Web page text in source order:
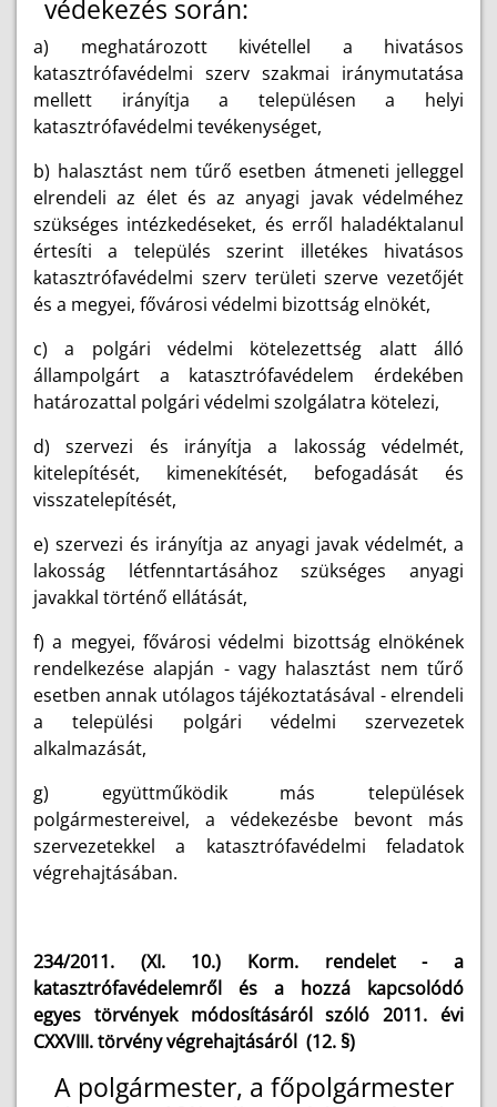
védekezés során:
a) meghatározott kivétellel a hivatásos
katasztrófavédelmi szerv szakmai iránymutatása
mellett irányítja a településen a helyi
katasztrófavédelmi tevékenységet,
b) halasztást nem tűrő esetben átmeneti jelleggel
elrendeli az élet és az anyagi javak védelméhez
szükséges intézkedéseket, és erről haladéktalanul
értesíti a település szerint illetékes hivatásos
katasztrófavédelmi szerv területi szerve vezetőjét
és a megyei, fővárosi védelmi bizottság elnökét,
c) a polgári védelmi kötelezettség alatt álló
állampolgárt a katasztrófavédelem érdekében
határozattal polgári védelmi szolgálatra kötelezi,
d) szervezi és irányítja a lakosság védelmét,
kitelepítését, kimenekítését, befogadását és
visszatelepítését,
e) szervezi és irányítja az anyagi javak védelmét, a
lakosság létfenntartásához szükséges anyagi
javakkal történő ellátását,
f) a megyei, fővárosi védelmi bizottság elnökének
rendelkezése alapján - vagy halasztást nem tűrő
esetben annak utólagos tájékoztatásával - elrendeli
a települési polgári védelmi szervezetek
alkalmazását,
g) együttműködik más települések
polgármestereivel, a védekezésbe bevont más
szervezetekkel a katasztrófavédelmi feladatok
végrehajtásában.
234/2011. (XI. 10.) Korm. rendelet - a
katasztrófavédelemről és a hozzá kapcsolódó
egyes törvények módosításáról szóló 2011. évi
CXXVIII. törvény végrehajtásáról (12. §)
A polgármester, a főpolgármester